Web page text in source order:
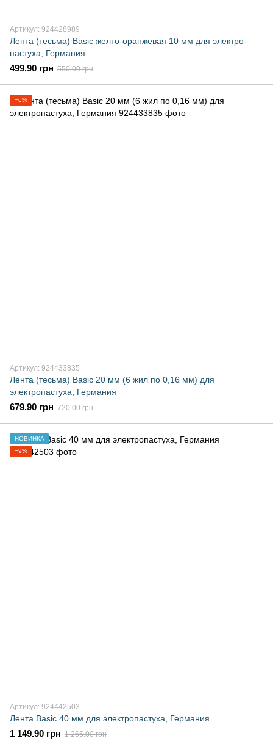
Артикул: 924428989
Лента (тесьма) Basic желто-оранжевая 10 мм для электро-
пастуха, Германия
499.90 грн 550.00 грн
−6%
Артикул: 924433835
Лента (тесьма) Basic 20 мм (6 жил по 0,16 мм) для
электропастуха, Германия
679.90 грн 720.00 грн
НОВИНКА
−9%
Артикул: 924442503
Лента Basic 40 мм для электропастуха, Германия
1 149.90 грн 1 265.00 грн